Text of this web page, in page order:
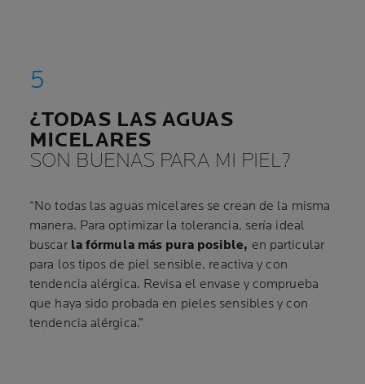
¿TODAS LAS AGUAS
MICELARES
SON BUENAS PARA MI PIEL?
“No todas las aguas micelares se crean de la misma
manera. Para optimizar la tolerancia, sería ideal
buscar la fórmula más pura posible, en particular
para los tipos de piel sensible, reactiva y con
tendencia alérgica. Revisa el envase y comprueba
que haya sido probada en pieles sensibles y con
tendencia alérgica.”